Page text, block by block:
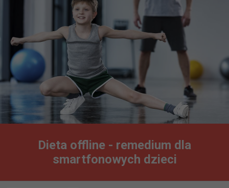
Dieta offline - remedium dla
smartfonowych dzieci